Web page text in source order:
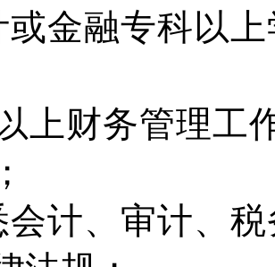
或金融专科以
上财务管理工
会计、审计、